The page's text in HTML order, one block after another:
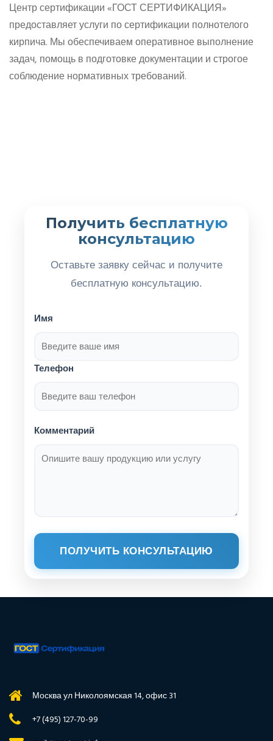
Центр сертификации «ГОСТ СЕРТИФИКАЦИЯ»
предоставляет услуги по сертификации полнотелого
кирпича. Мы обеспечиваем оперативное выполнение
задач, помощь в подготовке документации и строгое
соблюдение нормативных требований.
Получить бесплатную
консультацию
Оставьте заявку сейчас и получите
бесплатную консультацию.
Имя
Телефон
Комментарий
ПОЛУЧИТЬ КОНСУЛЬТАЦИЮ
Москва ул Николоямская 14, офис 31
+7 (495) 127-70-99